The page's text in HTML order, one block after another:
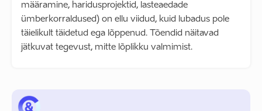
määramine, haridusprojektid, lasteaedade
ümberkorraldused) on ellu viidud, kuid lubadus pole
täielikult täidetud ega lõppenud. Tõendid näitavad
jätkuvat tegevust, mitte lõplikku valmimist.